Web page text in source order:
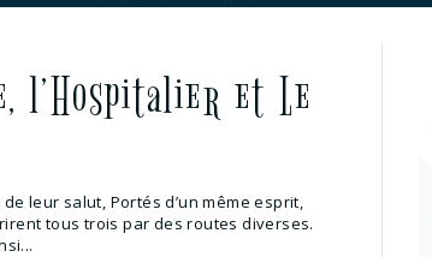
l’Hospitalier et Le
leur salut, Portés d’un même esprit,
tous trois par des routes diverses.